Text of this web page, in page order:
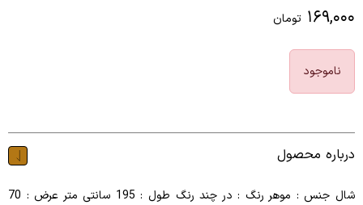
۱۶۹,۰۰۰ تومان
ناموجود
درباره محصول
شال جنس : موهر رنگ : در چند رنگ طول : 195 سانتی متر عرض : 70